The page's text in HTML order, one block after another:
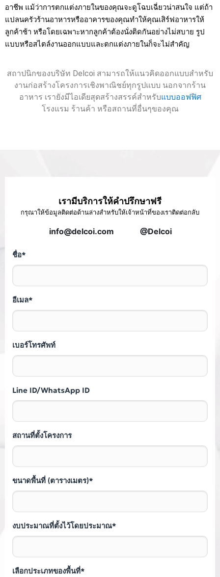
อาชีพ แม้ว่าการตกแต่งภายในของคุณจะดูโฉบเฉี่ยวน่าสนใจ แต่ถ้า
แปลนครัวร้านอาหารหรืออาคารของคุณทำให้คุณเสิร์ฟอาหารให้
ลูกค้าช้า หรือโดยเฉพาะหากลูกค้าต้องนั่งติดกันอย่างไม่สบาย รูป
แบบหรือสไตล์งานออกแบบและตกแต่งภายในก็จะไม่สำคัญ
สถาปนิกของบริษัท Delcoi สามารถให้แนวคิดออกแบบสำหรับ
งานก่อสร้างโครงการเชิงพาณิชย์ทุกรูปแบบ นอกจากร้าน
อาหาร เรายังมีไอเดียสุดสร้างสรรค์สำหรับแบบออฟฟิศ
โรงแรม ร้านค้า หรือสถานที่อื่นๆของคุณ
เรามีบริการให้คำปรึกษาฟรี
กรุณาให้ข้อมูลติดต่อด้านล่างสำหรับให้เจ้าหน้าที่ของเราติดต่อกลับ
info@delcoi.com @Delcoi
ชื่อ*
อีเมล*
เบอร์โทรศัพท์
Line ID/WhatsApp ID
สถานที่ตั้งโครงการ
ขนาดพื้นที่ (ตารางเมตร)*
งบประมาณที่ตั้งไว้โดยประมาณ*
เลือกประเภทของพื้นที่*